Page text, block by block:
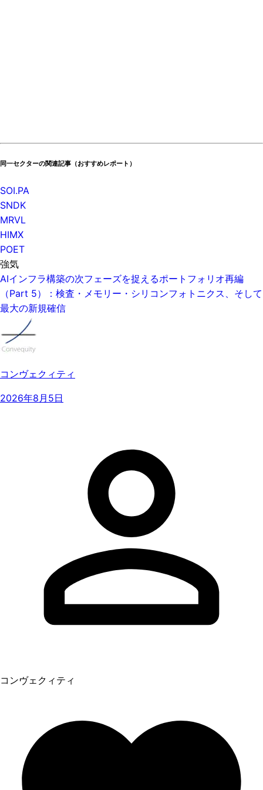
同一セクターの関連記事（おすすめレポート）
SOI.PA
SNDK
MRVL
HIMX
POET
強気
AIインフラ構築の次フェーズを捉えるポートフォリオ再編
（Part 5）：検査・メモリー・シリコンフォトニクス、そして
最大の新規確信
コンヴェクィティ
2026年8月5日
コンヴェクィティ